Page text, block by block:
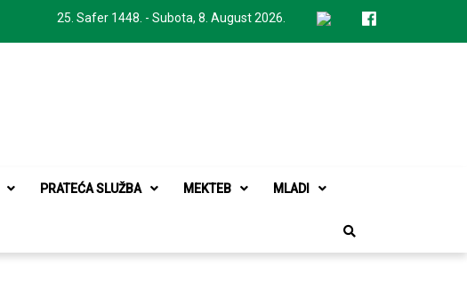
25. Safer 1448. - Subota, 8. August 2026.
PRATEĆA SLUŽBA MEKTEB MLADI